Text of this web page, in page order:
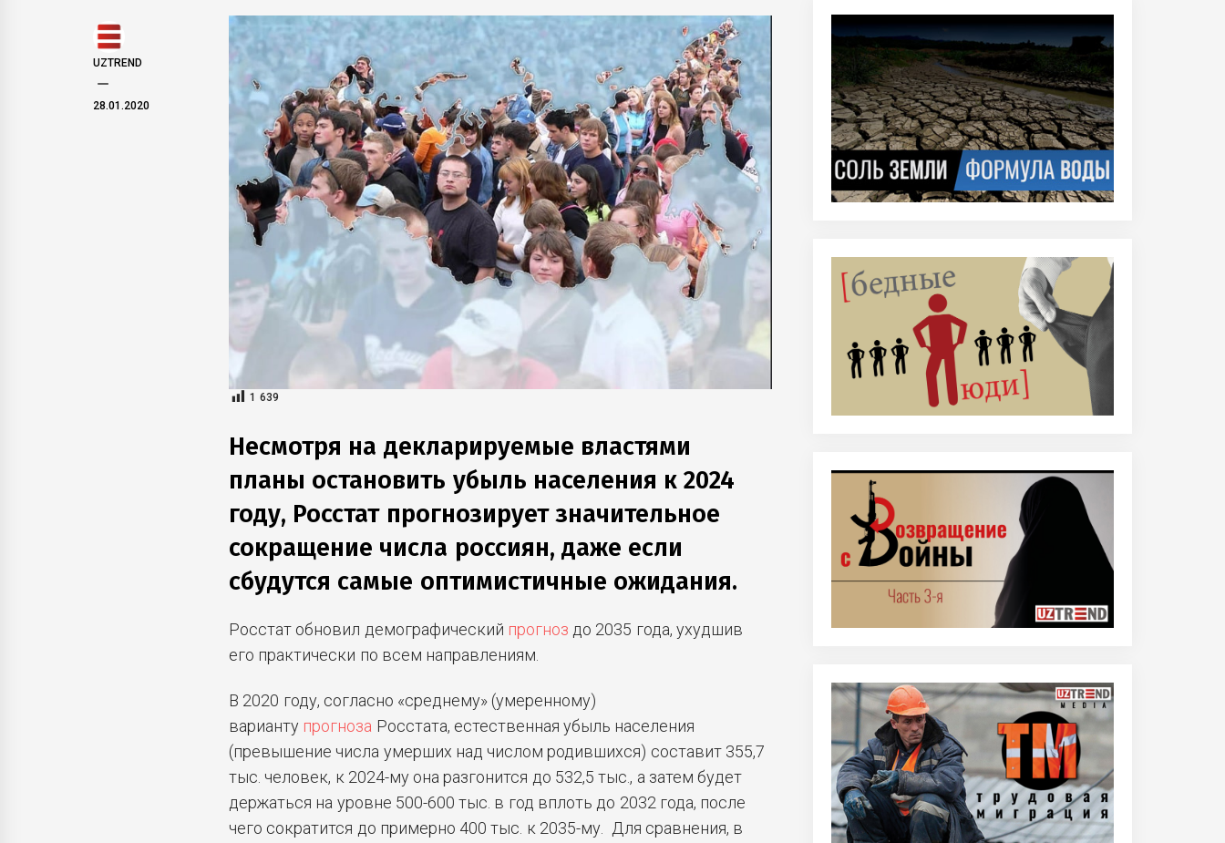
UZTREND
28.01.2020
1 639
Несмотря на декларируемые властями
планы остановить убыль населения к 2024
году, Росстат прогнозирует значительное
сокращение числа россиян, даже если
сбудутся самые оптимистичные ожидания.
Росстат обновил демографический прогноз до 2035 года, ухудшив
его практически по всем направлениям.
В 2020 году, согласно «среднему» (умеренному)
варианту прогноза Росстата, естественная убыль населения
(превышение числа умерших над числом родившихся) составит 355,7
тыс. человек, к 2024-му она разгонится до 532,5 тыс., а затем будет
держаться на уровне 500-600 тыс. в год вплоть до 2032 года, после
чего сократится до примерно 400 тыс. к 2035-му. Для сравнения, в